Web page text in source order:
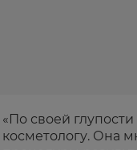
«По своей
косметологу. Она